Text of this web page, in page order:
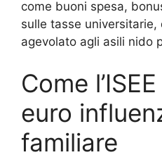
come buoni spesa,
sulle tasse universitarie,
agevolato agli asili nido
Come
euro
familiare